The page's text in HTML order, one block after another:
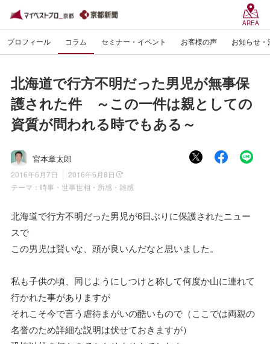
AREA
プロフィール コラム セミナー・イベント お客様の声 お知らせ
北海道で行方不明だった男児が無事保
護された件 ～この一件は親としての
資質が問われる時でもある～
宮本章太郎
2016年6月7日
2016年6月8日
テーマ： 時事・世事世相・所感・雑感
北海道で行方不明だった男児が6日ぶりに保護されたニュー
スで
この男児は賢いな、頭が良いんだなと思いました。
私も子供の頃、同じようにしつけと称して何度か山に連れて
行かれた事がありますが
それこそ今で言う虐待まがいの酷いもので（ここでは両親の
名誉のため詳細な説明は伏せておきますが）